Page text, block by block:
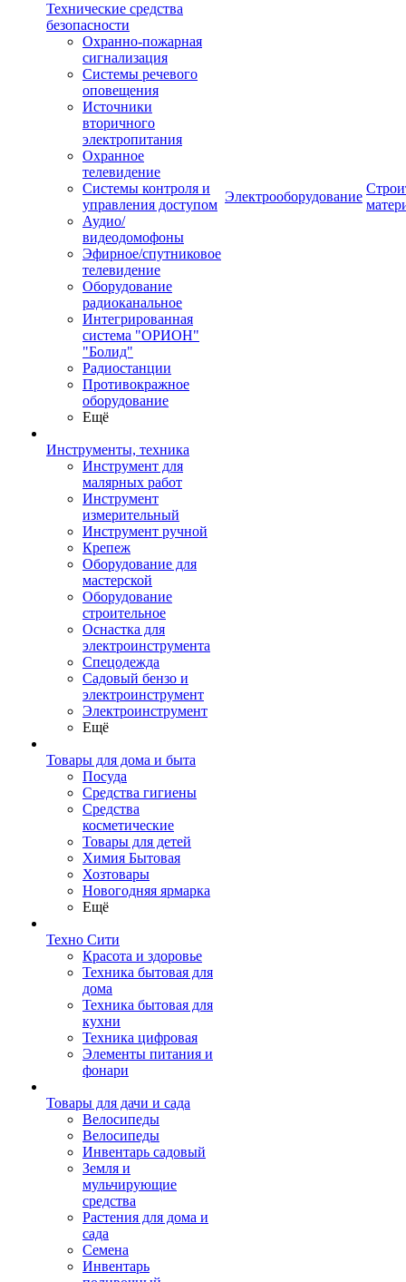
Технические средства
безопасности
Охранно-пожарная
сигнализация
Системы речевого
оповещения
Источники
вторичного
электропитания
Охранное
телевидение
Системы контроля и
управления доступом
Аудио/
видеодомофоны
Эфирное/спутниковое
телевидение
Оборудование
радиоканальное
Интегрированная
система "ОРИОН"
"Болид"
Радиостанции
Противокражное
оборудование
Ещё
Инструменты, техника
Инструмент для
малярных работ
Инструмент
измерительный
Инструмент ручной
Крепеж
Оборудование для
мастерской
Оборудование
строительное
Оснастка для
электроинструмента
Спецодежда
Садовый бензо и
электроинструмент
Электроинструмент
Ещё
Товары для дома и быта
Посуда
Средства гигиены
Средства
косметические
Товары для детей
Химия Бытовая
Хозтовары
Новогодняя ярмарка
Ещё
Техно Сити
Красота и здоровье
Техника бытовая для
дома
Техника бытовая для
кухни
Техника цифровая
Элементы питания и
фонари
Товары для дачи и сада
Велосипеды
Велосипеды
Инвентарь садовый
Земля и
мульчирующие
средства
Растения для дома и
сада
Семена
Инвентарь
Электрооборудование